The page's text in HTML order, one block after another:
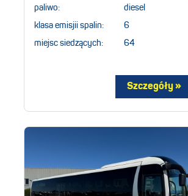
paliwo: diesel
klasa emisjii spalin: 6
miejsc siedzących: 64